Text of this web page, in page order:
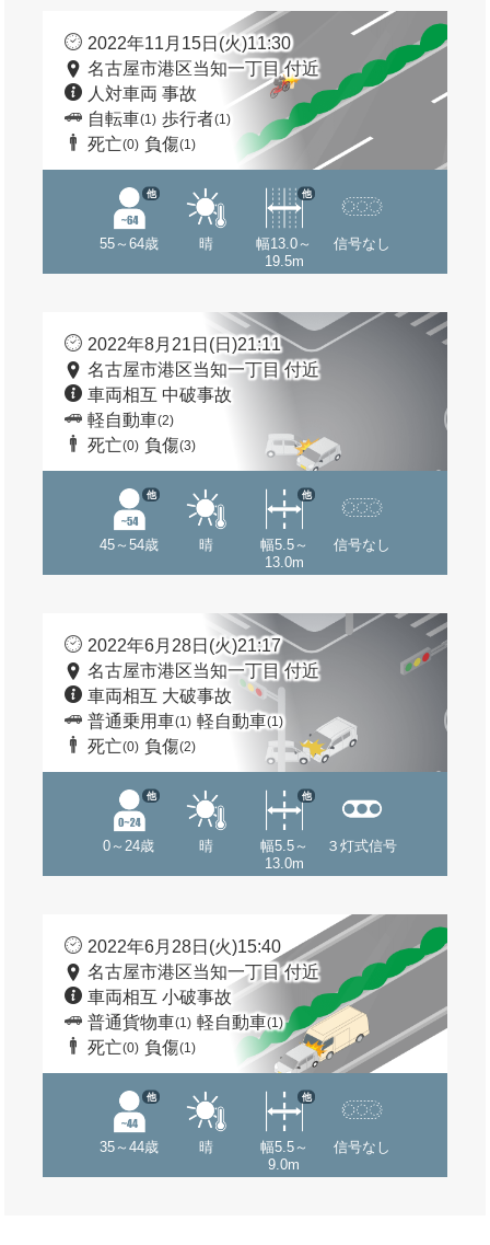
2022年11月15日(火)11:30
名古屋市港区当知一丁目 付近
人対車両 事故
自転車(1) 歩行者(1)
死亡(0) 負傷(1)
55～64歳
他
晴
幅13.0～
19.5m
他
信号なし
2022年8月21日(日)21:11
名古屋市港区当知一丁目 付近
車両相互 中破事故
軽自動車(2)
死亡(0) 負傷(3)
45～54歳
他
晴
幅5.5～
13.0m
他
信号なし
2022年6月28日(火)21:17
名古屋市港区当知一丁目 付近
車両相互 大破事故
普通乗用車(1) 軽自動車(1)
死亡(0) 負傷(2)
0～24歳
他
晴
幅5.5～
13.0m
他
３灯式信号
2022年6月28日(火)15:40
名古屋市港区当知一丁目 付近
車両相互 小破事故
普通貨物車(1) 軽自動車(1)
死亡(0) 負傷(1)
35～44歳
他
晴
幅5.5～
9.0m
他
信号なし